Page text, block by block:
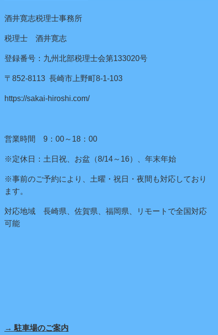
酒井寛志税理士事務所
税理士 酒井寛志
登録番号：九州北部税理士会第133020号
〒852-8113 長崎市上野町8-1-103
https://sakai-hiroshi.com/
営業時間 9：00～18：00
※定休日：土日祝、お盆（8/14～16）、年末年始
※事前のご予約により、土曜・祝日・夜間も対応しており
ます。
対応地域 長崎県、佐賀県、福岡県、リモートで全国対応
可能
→ 駐車場のご案内